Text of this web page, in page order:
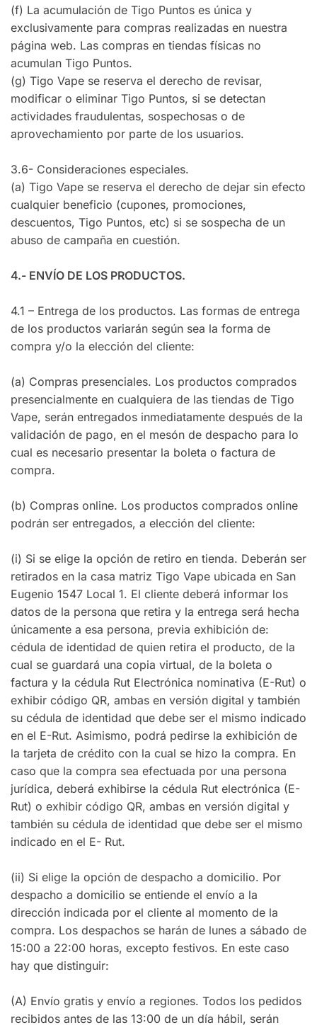
(f) La acumulación de Tigo Puntos es única y
exclusivamente para compras realizadas en nuestra
página web. Las compras en tiendas físicas no
acumulan Tigo Puntos.
(g) Tigo Vape se reserva el derecho de revisar,
modificar o eliminar Tigo Puntos, si se detectan
actividades fraudulentas, sospechosas o de
aprovechamiento por parte de los usuarios.
3.6- Consideraciones especiales.
(a) Tigo Vape se reserva el derecho de dejar sin efecto
cualquier beneficio (cupones, promociones,
descuentos, Tigo Puntos, etc) si se sospecha de un
abuso de campaña en cuestión.
4.- ENVÍO DE LOS PRODUCTOS.
4.1 – Entrega de los productos. Las formas de entrega
de los productos variarán según sea la forma de
compra y/o la elección del cliente:
(a) Compras presenciales. Los productos comprados
presencialmente en cualquiera de las tiendas de Tigo
Vape, serán entregados inmediatamente después de la
validación de pago, en el mesón de despacho para lo
cual es necesario presentar la boleta o factura de
compra.
(b) Compras online. Los productos comprados online
podrán ser entregados, a elección del cliente:
(i) Si se elige la opción de retiro en tienda. Deberán ser
retirados en la casa matriz Tigo Vape ubicada en San
Eugenio 1547 Local 1. El cliente deberá informar los
datos de la persona que retira y la entrega será hecha
únicamente a esa persona, previa exhibición de:
cédula de identidad de quien retira el producto, de la
cual se guardará una copia virtual, de la boleta o
factura y la cédula Rut Electrónica nominativa (E-Rut) o
exhibir código QR, ambas en versión digital y también
su cédula de identidad que debe ser el mismo indicado
en el E-Rut. Asimismo, podrá pedirse la exhibición de
la tarjeta de crédito con la cual se hizo la compra. En
caso que la compra sea efectuada por una persona
jurídica, deberá exhibirse la cédula Rut electrónica (E-
Rut) o exhibir código QR, ambas en versión digital y
también su cédula de identidad que debe ser el mismo
indicado en el E- Rut.
(ii) Si elige la opción de despacho a domicilio. Por
despacho a domicilio se entiende el envío a la
dirección indicada por el cliente al momento de la
compra. Los despachos se harán de lunes a sábado de
15:00 a 22:00 horas, excepto festivos. En este caso
hay que distinguir:
(A) Envío gratis y envío a regiones. Todos los pedidos
recibidos antes de las 13:00 de un día hábil, serán